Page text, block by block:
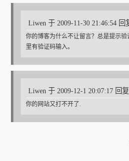
Liwen 于 2009-11-30 21:46:54 回
你的博客为什么不让留言？总是提示
里有验证码输入。
Liwen 于 2009-12-1 20:07:17 回复
你的网站又打不开了.